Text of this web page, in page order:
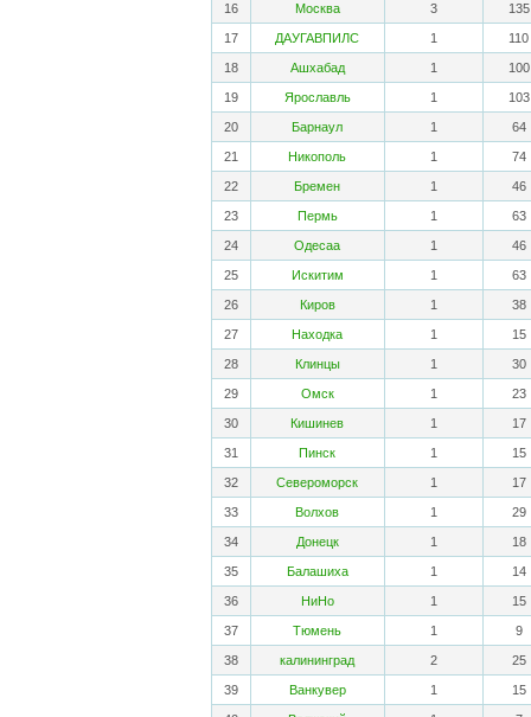
16 Москва 3 135
17 ДАУГАВПИЛС 1 110
18 Ашхабад 1 100
19 Ярославль 1 103
20 Барнаул 1 64
21 Никополь 1 74
22 Бремен 1 46
23 Пермь 1 63
24 Одесаа 1 46
25 Искитим 1 63
26 Киров 1 38
27 Находка 1 15
28 Клинцы 1 30
29 Омск 1 23
30 Кишинев 1 17
31 Пинск 1 15
32 Североморск 1 17
33 Волхов 1 29
34 Донецк 1 18
35 Балашиха 1 14
36 НиНо 1 15
37 Тюмень 1 9
38 калининград 2 25
39 Ванкувер 1 15